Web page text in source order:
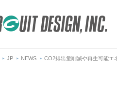
JP NEWS CO2排出量削減や再生可能エ